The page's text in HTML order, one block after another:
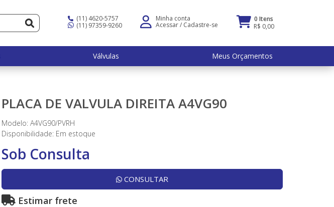
(11) 4620-5757
(11) 97359-9260
Minha conta
Acessar/ Cadastre-se
0 Itens
R$ 0,00
Válvulas Meus Orçamentos
PLACA DE VALVULA DIREITA A4VG90
Modelo: A4VG90/PVRH
Disponibilidade: Em estoque
Sob Consulta
CONSULTAR
Estimar frete